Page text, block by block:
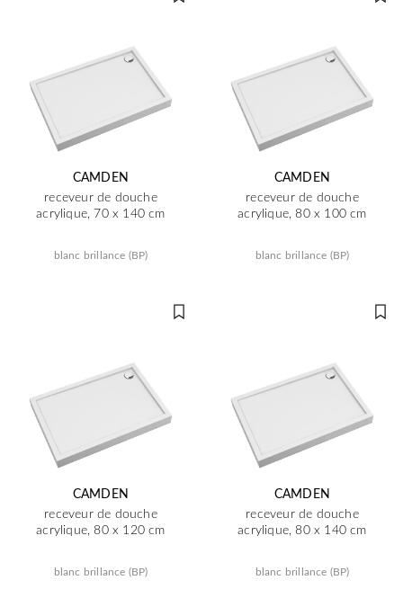
CAMDEN
receveur de douche
acrylique, 70 x 140 cm
blanc brillance (BP)
CAMDEN
receveur de douche
acrylique, 80 x 100 cm
blanc brillance (BP)
CAMDEN
receveur de douche
acrylique, 80 x 120 cm
blanc brillance (BP)
CAMDEN
receveur de douche
acrylique, 80 x 140 cm
blanc brillance (BP)